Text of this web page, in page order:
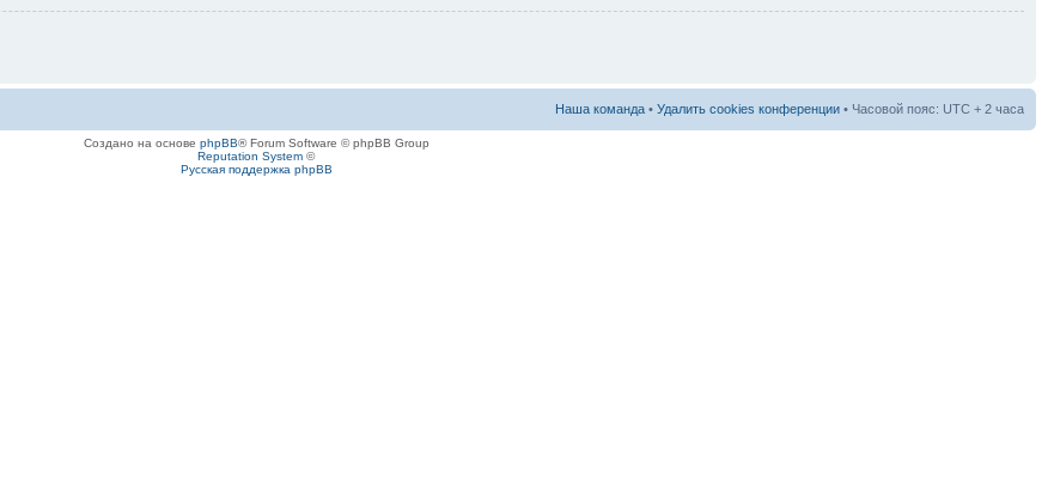
Наша команда • Удалить cookies конференции • Часовой пояс: UTC + 2 часа
Создано на основе phpBB® Forum Software © phpBB Group
Reputation System ©
Русская поддержка phpBB